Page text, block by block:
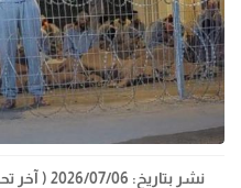
نشر بتاريخ: 2026/07/06 ( آخر تحديث: 2026/07/